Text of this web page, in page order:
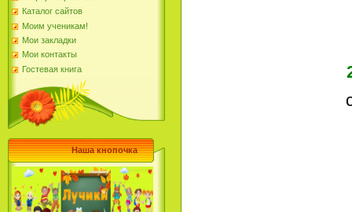
Каталог сайтов
Моим ученикам!
Мои закладки
Мои контакты
Гостевая книга
Наша кнопочка